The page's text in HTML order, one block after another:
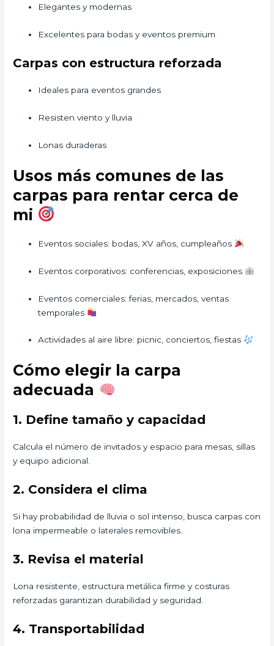
Elegantes y modernas
Excelentes para bodas y eventos premium
Carpas con estructura reforzada
Ideales para eventos grandes
Resisten viento y lluvia
Lonas duraderas
Usos más comunes de las
carpas para rentar cerca de
mi
Eventos sociales: bodas, XV años, cumpleaños
Eventos corporativos: conferencias, exposiciones
Eventos comerciales: ferias, mercados, ventas
temporales
Actividades al aire libre: picnic, conciertos, fiestas
Cómo elegir la carpa
adecuada
1. Define tamaño y capacidad
Calcula el número de invitados y espacio para mesas, sillas
y equipo adicional.
2. Considera el clima
Si hay probabilidad de lluvia o sol intenso, busca carpas con
lona impermeable o laterales removibles.
3. Revisa el material
Lona resistente, estructura metálica firme y costuras
reforzadas garantizan durabilidad y seguridad.
4. Transportabilidad